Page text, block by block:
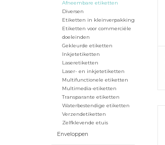
Afneembare etiketten
Diversen
Etiketten in kleinverpakking
Etiketten voor commerciële
doeleinden
Gekleurde etiketten
Inkjetetiketten
Laseretiketten
Laser- en inkjetetiketten
Multifunctionele etiketten
Multimedia-etiketten
Transparante etiketten
Waterbestendige etiketten
Verzendetiketten
Zelfklevende etuis
Enveloppen